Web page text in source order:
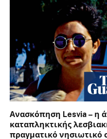
Ανασκόπηση Lesvia – η
καταπληκτικής
πραγματικό νησιωτικό